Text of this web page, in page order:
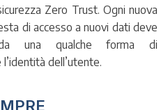
Zero Trust. Ogni nuova
di accesso a nuovi dati deve
da una qualche forma di
dell’utente.